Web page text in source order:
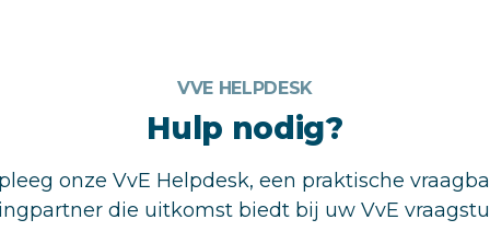
VVE HELPDESK
Hulp nodig?
onze VvE Helpdesk, een praktische
die uitkomst biedt bij uw VvE